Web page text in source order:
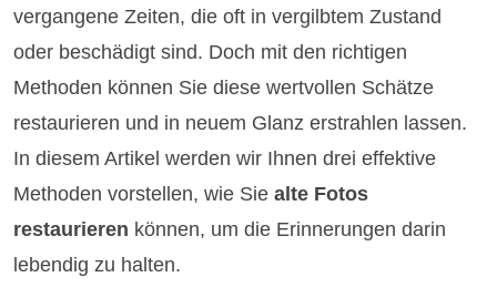
vergangene Zeiten, die oft in vergilbtem Zustand
oder beschädigt sind. Doch mit den richtigen
Methoden können Sie diese wertvollen Schätze
restaurieren und in neuem Glanz erstrahlen lassen.
In diesem Artikel werden wir Ihnen drei effektive
Methoden vorstellen, wie Siealte Fotos
restaurieren können, um die Erinnerungen darin
lebendig zu halten.